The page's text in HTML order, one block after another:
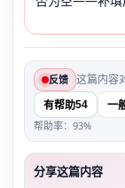
反馈 这篇内容
有帮助54 一
帮助率：93%
分享这篇内容